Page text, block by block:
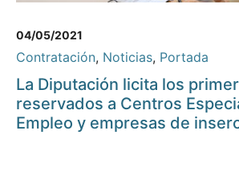
04/05/2021
Contratación, Noticias, Portada
La Diputación licita los
reservados a Centros
Empleo y empresas de